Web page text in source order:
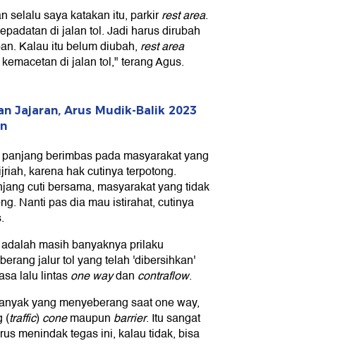
selalu saya katakan itu, parkirrest area.
di jalan tol. Jadi harus dirubah
Kalau itu belum diubah, rest area
di jalan tol," terang Agus.
Jajaran, Arus Mudik-Balik 2023
berimbas pada masyarakat yang
karena hak cutinya terpotong.
cuti bersama, masyarakat yang tidak
Nanti pas dia mau istirahat, cutinya
masih banyaknya prilaku
jalur tol yang telah 'dibersihkan'
lalu lintasone waydan contraflow.
yang menyeberang saat one way,
(traffic)conemaupun barrier. Itu sangat
menindak tegas ini, kalau tidak, bisa